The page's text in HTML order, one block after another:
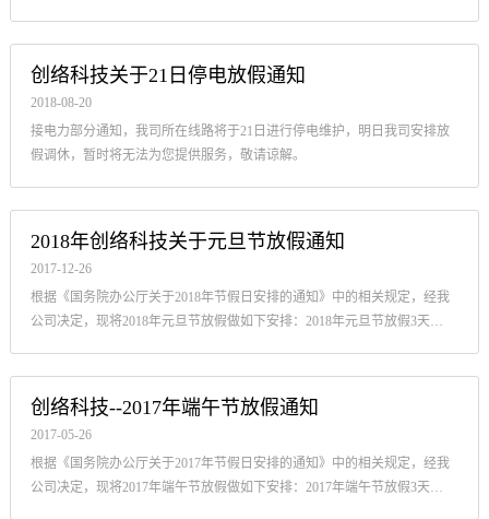
创络科技关于21日停电放假通知
2018-08-20
接电力部分通知，我司所在线路将于21日进行停电维护，明日我司安排放
假调休，暂时将无法为您提供服务，敬请谅解。
2018年创络科技关于元旦节放假通知
2017-12-26
根据《国务院办公厅关于2018年节假日安排的通知》中的相关规定，经我
公司决定，现将2018年元旦节放假做如下安排：2018年元旦节放假3天
创络科技--2017年端午节放假通知
2017-05-26
根据《国务院办公厅关于2017年节假日安排的通知》中的相关规定，经我
公司决定，现将2017年端午节放假做如下安排：2017年端午节放假3天